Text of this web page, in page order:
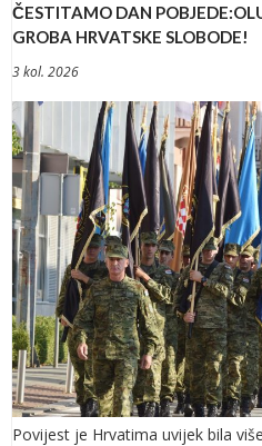
ČESTITAMO DAN
GROBA HRVATSKE SLOBODE!
3 kol. 2026
Povijest je Hrvatima uvijek bila